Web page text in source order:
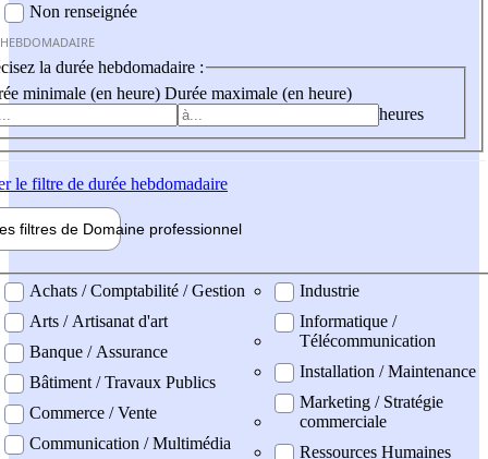
Non renseignée
la durée hebdomadaire :
minimale (en heure) Durée maximale (en heure)
heures
le filtre de durée hebdomadaire
filtres de Domaine professionnel
professionel
Achats / Comptabilité / Gestion
Arts / Artisanat d'art
Banque / Assurance
Bâtiment / Travaux Publics
Commerce / Vente
Communication / Multimédia
Industrie
Informatique /
Télécommunication
Installation / Maintenance
Marketing / Stratégie
commerciale
Ressources Humaines